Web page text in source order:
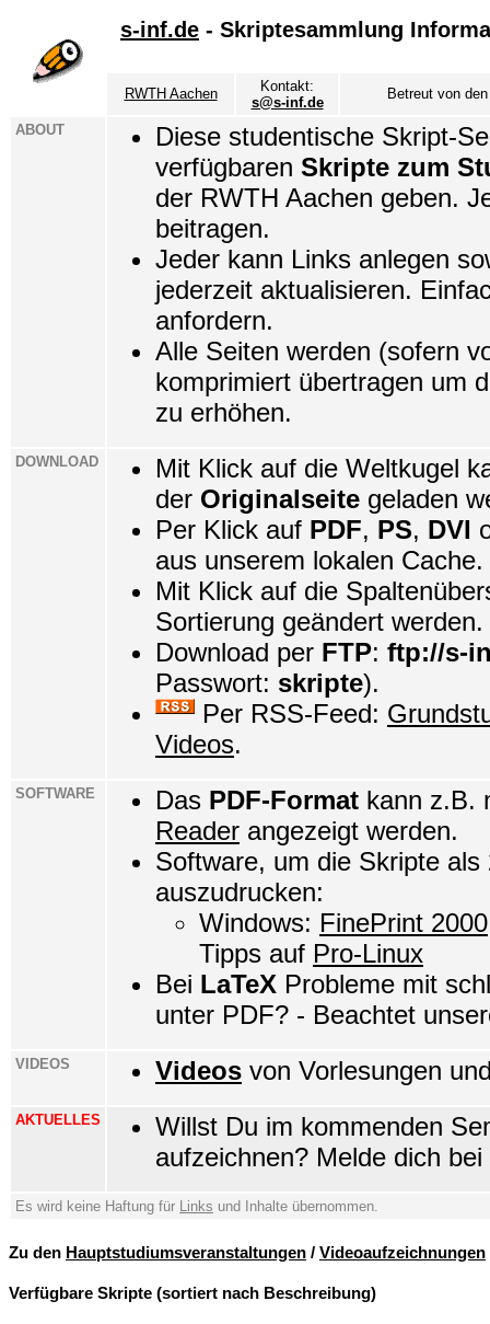
s-inf.de - Skriptesammlung
RWTH Aachen
Kontakt:
s@s-inf.de
Betreut von
ABOUT
Diese studentische Skript-
verfügbaren Skripte zum
der RWTH Aachen geben.
beitragen.
Jeder kann Links anlegen
jederzeit aktualisieren.
anfordern.
Alle Seiten werden (sofern
komprimiert übertragen um
zu erhöhen.
DOWNLOAD
Mit Klick auf die Weltkugel
der Originalseite geladen
Per Klick auf PDF, PS, DVI
aus unserem lokalen Cache.
Mit Klick auf die
Sortierung geändert werden.
Download per FTP: ftp://s-
Passwort: skripte).
Per RSS-Feed:
Videos.
SOFTWARE Das PDF-Format kann z.B.
Reader angezeigt werden.
Software, um die Skripte
auszudrucken:
Windows: FinePrint 2000
Tipps auf Pro-Linux
Bei LaTeX Probleme mit
unter PDF? - Beachtet
VIDEOS Videos von Vorlesungen
AKTUELLES
Willst Du im kommenden
aufzeichnen? Melde dich
Es wird keine Haftung für Links und Inhalte übernommen.
Zu den Hauptstudiumsveranstaltungen / Videoaufzeichnungen
Verfügbare Skripte (sortiert nach Beschreibung)